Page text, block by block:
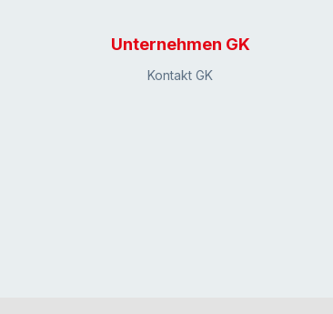
Unternehmen GK
Kontakt GK